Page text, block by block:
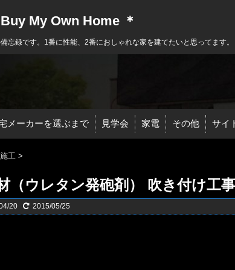
My Own Home ＊
忘録です。1番に性能、2番におしゃれな家を建てたいと思ってます。
メーカーを選ぶまで 見学会 家電 その他 サイ
施工 >
（ウレタン発砲剤） 吹き付け工
20 2015/05/25